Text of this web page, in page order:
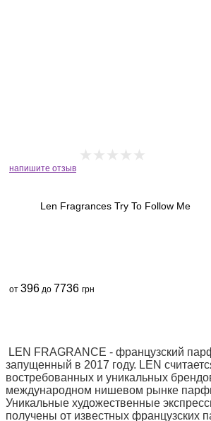
напишите отзыв
Len Fragrances Try To Follow Me
от 396 до 7736 грн
LEN FRAGRANCE - французский
запущенный в 2017 году. LEN
востребованных и уникальных
международном нишевом рынке
Уникальные художественные
получены от известных французских